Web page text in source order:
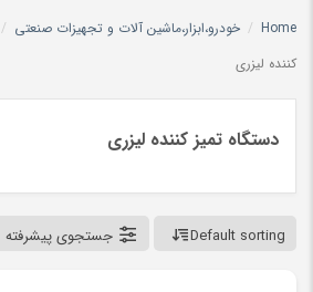
Home
/ خودرو،ابزار،ماشین آلات و تجهیزات صنعتی /
کننده لیزری
دستگاه تمیز کننده لیزری
Default sorting جستجوی پیشرفته